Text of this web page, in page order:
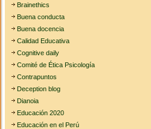
Brainethics
Buena conducta
Buena docencia
Calidad Educativa
Cognitive daily
Comité de Ética Psicología
Contrapuntos
Deception blog
Dianoia
Educación 2020
Educación en el Perú